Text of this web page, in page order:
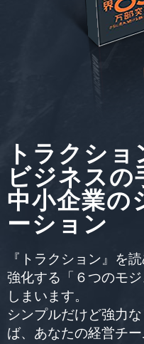
トラクショ
ビジネスの
中小企業の
ーション
『トラクション』を
強化する「６つのモ
しまいます。
シンプルだけど強力
ば、あなたの経営チ